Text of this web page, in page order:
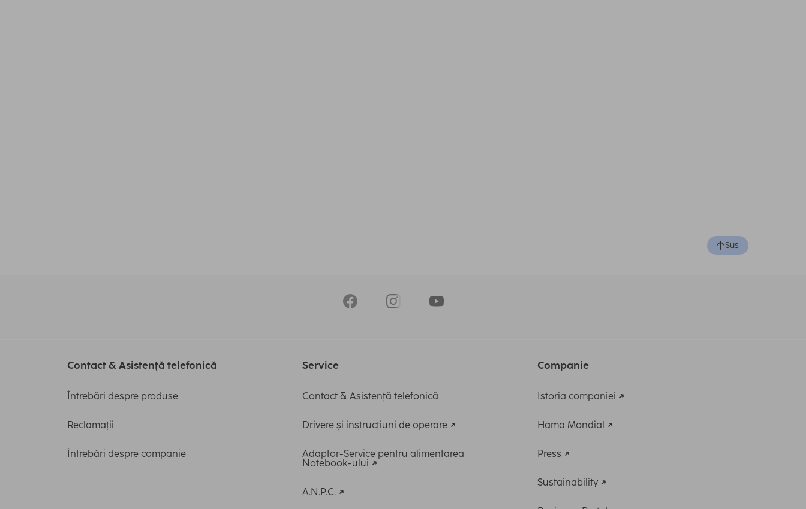
Sus
Contact & Asistență telefonică
Întrebări despre produse
Reclamații
Întrebări despre companie
Service
Contact & Asistență telefonică
Drivere și instrucțiuni de operare
Adaptor-Service pentru alimentarea
Notebook-ului
A.N.P.C.
Companie
Istoria companiei
Hama Mondial
Press
Sustainability